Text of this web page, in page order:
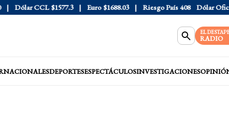
Dólar CCL $1577.3 Euro $1688.03 Riesgo País 408 Dólar Oficial
EL
RADIO
DEPORTESESPECTÁCULOSINVESTIGACIONES